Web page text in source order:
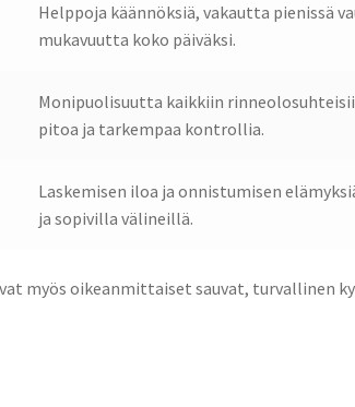
Helppoja käännöksiä, vakautta pienissä
mukavuutta koko päiväksi.
Monipuolisuutta kaikkiin
pitoa ja tarkempaa kontrollia.
Laskemisen iloa ja onnistumisen
ja sopivilla välineillä.
myös oikeanmittaiset sauvat, turvallinen